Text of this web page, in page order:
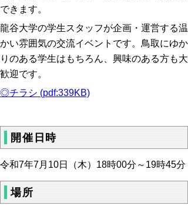
できます。
龍谷大学の学生スタッフが企画・運営する温
かい雰囲気の交流イベントです。鳥取にゆか
りのある学生はもちろん、興味のある方も大
歓迎です。
◎チラシ (pdf:339KB)
開催日時
令和7年7月10日（木）18時00分～19時45分
場所